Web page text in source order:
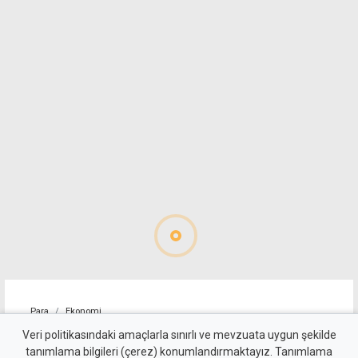
Para Ekonomi
Polisten gelen kullanılmış
Veri politikasındaki amaçlarla sınırlı ve mevzuata uygun şekilde
tanımlama bilgileri (çerez) konumlandırmaktayız. Tanımlama